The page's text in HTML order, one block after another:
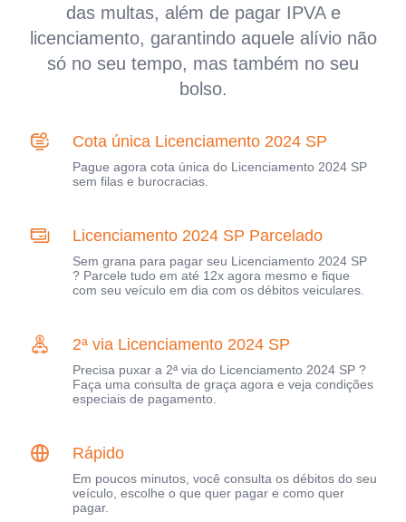
das multas, além de pagar IPVA e
licenciamento, garantindo aquele alívio não
só no seu tempo, mas também no seu
bolso.
Cota única Licenciamento 2024 SP
Pague agora cota única do Licenciamento 2024 SP
sem filas e burocracias.
Licenciamento 2024 SP Parcelado
Sem grana para pagar seu Licenciamento 2024 SP
? Parcele tudo em até 12x agora mesmo e fique
com seu veículo em dia com os débitos veiculares.
2ª via Licenciamento 2024 SP
Precisa puxar a 2ª via do Licenciamento 2024 SP ?
Faça uma consulta de graça agora e veja condições
especiais de pagamento.
Rápido
Em poucos minutos, você consulta os débitos do seu
veículo, escolhe o que quer pagar e como quer
pagar.